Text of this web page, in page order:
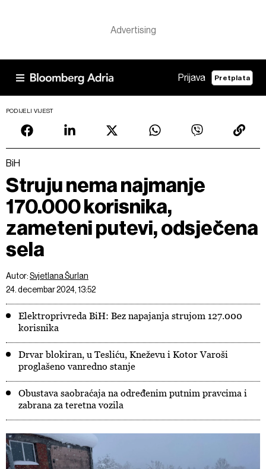
Prijava Pretplata
PODIJELI VIJEST
BiH
Struju nema najmanje
170.000 korisnika,
zameteni putevi, odsječena
sela
Autor:Svjetlana Šurlan
24. decembar 2024, 13:52
Elektroprivreda BiH: Bez napajanja strujom 127.000
korisnika
Drvar blokiran, u Tesliću, Kneževu i Kotor Varoši
proglašeno vanredno stanje
Obustava saobraćaja na određenim putnim pravcima i
zabrana za teretna vozila